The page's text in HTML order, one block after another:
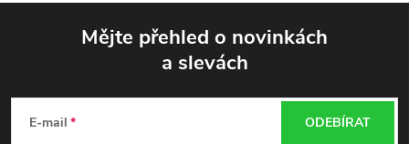
Mějte přehled o novinkách
a slevách
E-mail ODEBÍRAT